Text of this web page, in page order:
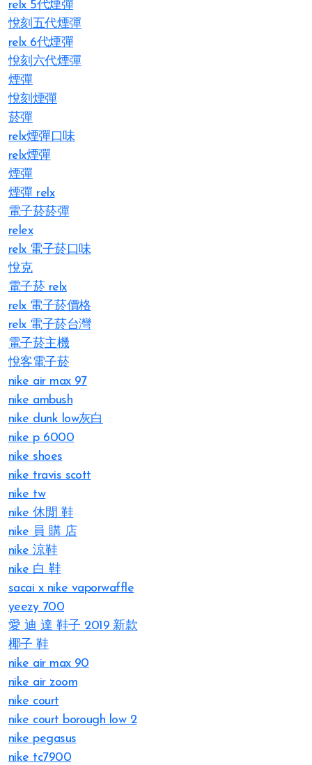
relx 5代煙彈
悅刻五代煙彈
relx 6代煙彈
悅刻六代煙彈
煙彈
悅刻煙彈
菸彈
relx煙彈口味
relx煙彈
煙彈
煙彈 relx
電子菸菸彈
relex
relx 電子菸口味
悅克
電子菸 relx
relx 電子菸價格
relx 電子菸台灣
電子菸主機
悅客電子菸
nike air max 97
nike ambush
nike dunk low灰白
nike p 6000
nike shoes
nike travis scott
nike tw
nike 休閒 鞋
nike 員 購 店
nike 涼鞋
nike 白 鞋
sacai x nike vaporwaffle
yeezy 700
愛 迪 達 鞋子 2019 新款
椰子 鞋
nike air max 90
nike air zoom
nike court
nike court borough low 2
nike pegasus
nike tc7900